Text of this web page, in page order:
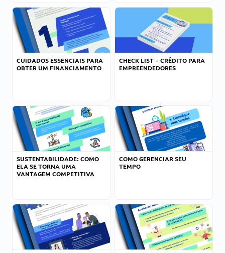
CUIDADOS ESSENCIAIS PARA
OBTER UM FINANCIAMENTO
CHECK LIST – CRÉDITO PARA
EMPREENDEDORES
SUSTENTABILIDADE: COMO
ELA SE TORNA UMA
VANTAGEM COMPETITIVA
COMO GERENCIAR SEU
TEMPO